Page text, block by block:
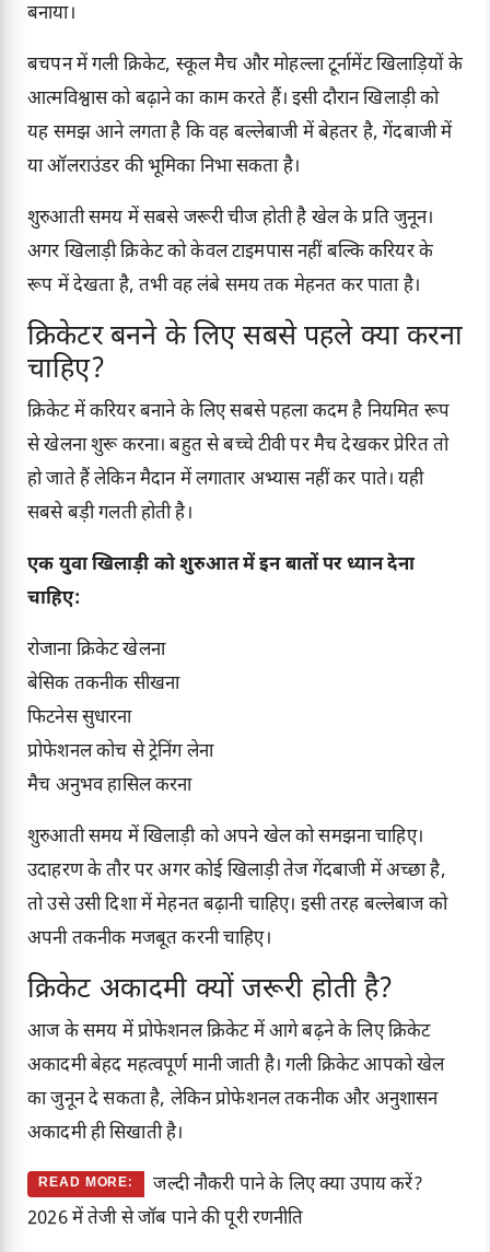
बनाया।
बचपन में गली क्रिकेट, स्कूल मैच और मोहल्ला टूर्नामेंट खिलाड़ियों के
आत्मविश्वास को बढ़ाने का काम करते हैं। इसी दौरान खिलाड़ी को
यह समझ आने लगता है कि वह बल्लेबाजी में बेहतर है, गेंदबाजी में
या ऑलराउंडर की भूमिका निभा सकता है।
शुरुआती समय में सबसे जरूरी चीज होती है खेल के प्रति जुनून।
अगर खिलाड़ी क्रिकेट को केवल टाइमपास नहीं बल्कि करियर के
रूप में देखता है, तभी वह लंबे समय तक मेहनत कर पाता है।
क्रिकेटर बनने के लिए सबसे पहले क्या करना
चाहिए?
क्रिकेट में करियर बनाने के लिए सबसे पहला कदम है नियमित रूप
से खेलना शुरू करना। बहुत से बच्चे टीवी पर मैच देखकर प्रेरित तो
हो जाते हैं लेकिन मैदान में लगातार अभ्यास नहीं कर पाते। यही
सबसे बड़ी गलती होती है।
एक युवा खिलाड़ी को शुरुआत में इन बातों पर ध्यान देना
चाहिए:
रोजाना क्रिकेट खेलना
बेसिक तकनीक सीखना
फिटनेस सुधारना
प्रोफेशनल कोच से ट्रेनिंग लेना
मैच अनुभव हासिल करना
शुरुआती समय में खिलाड़ी को अपने खेल को समझना चाहिए।
उदाहरण के तौर पर अगर कोई खिलाड़ी तेज गेंदबाजी में अच्छा है,
तो उसे उसी दिशा में मेहनत बढ़ानी चाहिए। इसी तरह बल्लेबाज को
अपनी तकनीक मजबूत करनी चाहिए।
क्रिकेट अकादमी क्यों जरूरी होती है?
आज के समय में प्रोफेशनल क्रिकेट में आगे बढ़ने के लिए क्रिकेट
अकादमी बेहद महत्वपूर्ण मानी जाती है। गली क्रिकेट आपको खेल
का जुनून दे सकता है, लेकिन प्रोफेशनल तकनीक और अनुशासन
अकादमी ही सिखाती है।
READ MORE:
जल्दी नौकरी पाने के लिए क्या उपाय करें?
2026 में तेजी से जॉब पाने की पूरी रणनीति